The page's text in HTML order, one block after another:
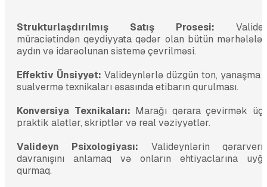
Strukturlaşdırılmış Satış Prosesi:
müraciətindən qeydiyyata qədər olan bütün
aydın və idarəolunan sistemə çevrilməsi.
Effektiv Ünsiyyət: Valideynlərlə düzgün ton, yanaşma
sualvermə texnikaları əsasında etibarın qurulması.
Konversiya Texnikaları: Marağı qərara çevirmək
praktik alətlər, skriptlər və real vəziyyətlər.
Valideyn Psixologiyası: Valideynlərin
davranışını anlamaq və onların ehtiyaclarına
qurmaq.